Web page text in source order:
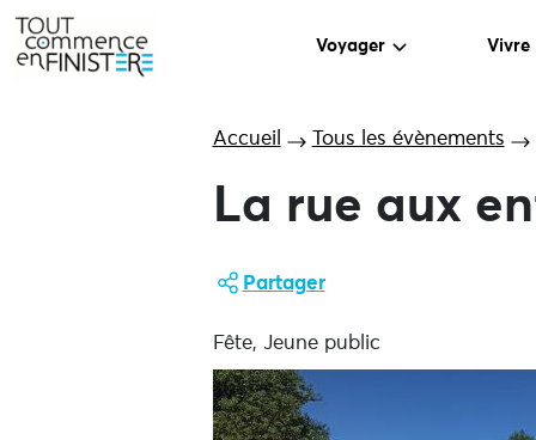
Voyager Vivre
Accueil Tous les évènements
La rue aux
Partager
Fête, Jeune public